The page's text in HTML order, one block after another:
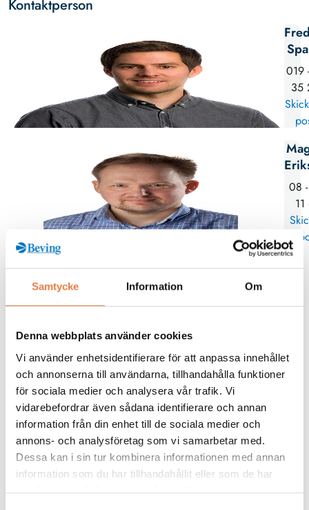
Samtycke Information Om
Denna webbplats använder cookies
Vi använder enhetsidentifierare för att anpassa innehållet
och annonserna till användarna, tillhandahålla funktioner
för sociala medier och analysera vår trafik. Vi
vidarebefordrar även sådana identifierare och annan
information från din enhet till de sociala medier och
annons- och analysföretag som vi samarbetar med.
Dessa kan i sin tur kombinera informationen med annan
information som du har tillhandahållit eller som de har
Kontaktperson
019
35
08
Kurskategorier
Från kunskapsbanken